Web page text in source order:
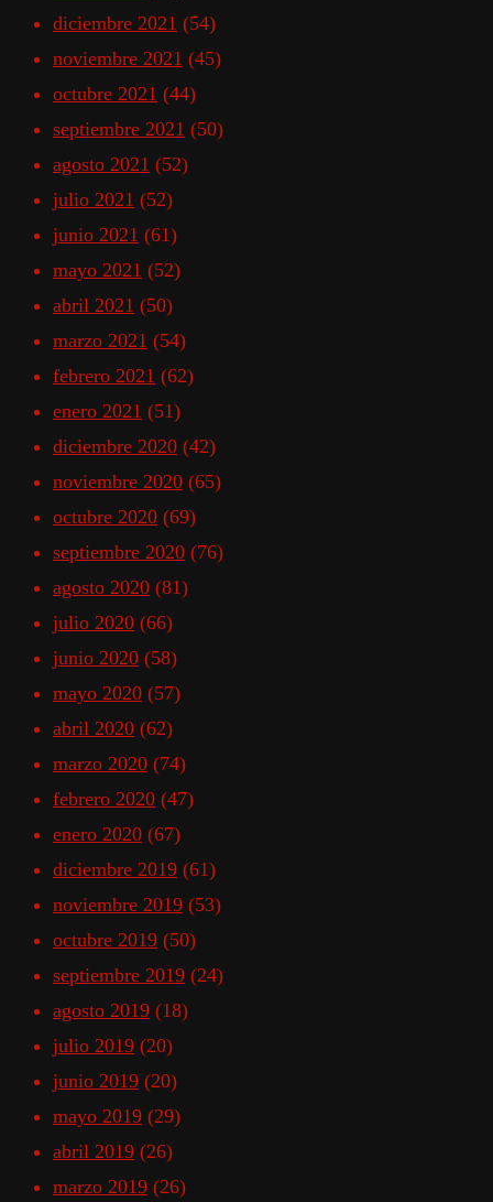
diciembre 2021 (54)
noviembre 2021 (45)
octubre 2021 (44)
septiembre 2021 (50)
agosto 2021 (52)
julio 2021 (52)
junio 2021 (61)
mayo 2021 (52)
abril 2021 (50)
marzo 2021 (54)
febrero 2021 (62)
enero 2021 (51)
diciembre 2020 (42)
noviembre 2020 (65)
octubre 2020 (69)
septiembre 2020 (76)
agosto 2020 (81)
julio 2020 (66)
junio 2020 (58)
mayo 2020 (57)
abril 2020 (62)
marzo 2020 (74)
febrero 2020 (47)
enero 2020 (67)
diciembre 2019 (61)
noviembre 2019 (53)
octubre 2019 (50)
septiembre 2019 (24)
agosto 2019 (18)
julio 2019 (20)
junio 2019 (20)
mayo 2019 (29)
abril 2019 (26)
marzo 2019 (26)